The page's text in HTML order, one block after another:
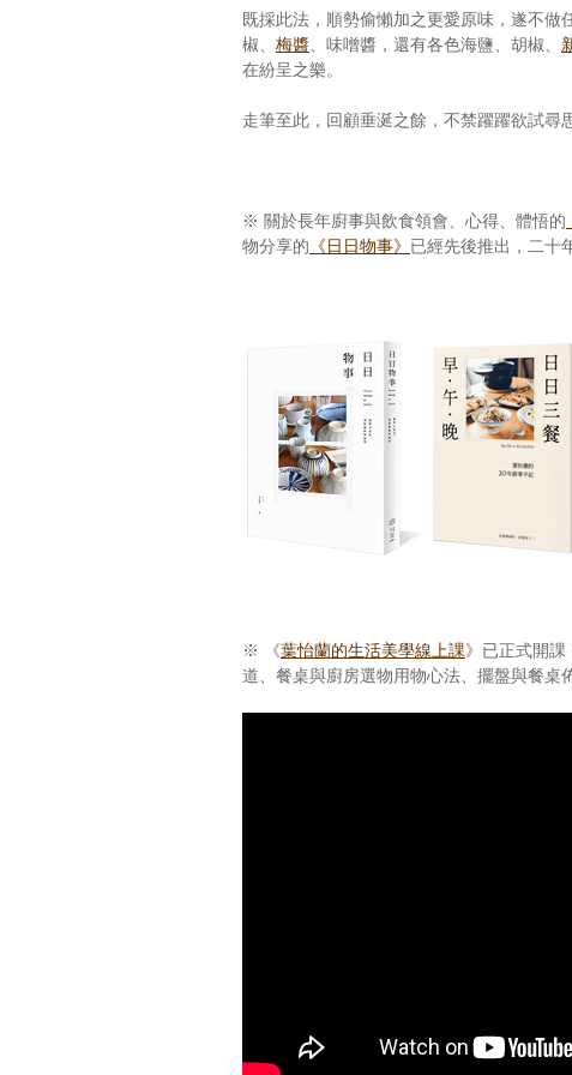
既採此法，順勢偷懶加之更愛原味，遂不
椒、 梅醬、味噌醬，還有各色海鹽、胡椒、
在紛呈之樂。
走筆至此，回顧垂涎之餘，不禁躍躍欲試尋
※ 關於長年廚事與飲食領會、心得、體悟的
物分享的 《日日物事》 已經先後推出，二十
※ 《葉怡蘭的生活美學線上課》已正式開
道、餐桌與廚房選物用物心法、擺盤與餐